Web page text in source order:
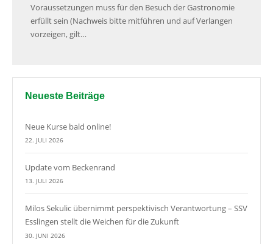
Voraussetzungen muss für den Besuch der Gastronomie
erfüllt sein (Nachweis bitte mitführen und auf Verlangen
vorzeigen, gilt…
Neueste Beiträge
Neue Kurse bald online!
22. JULI 2026
Update vom Beckenrand
13. JULI 2026
Milos Sekulic übernimmt perspektivisch Verantwortung – SSV
Esslingen stellt die Weichen für die Zukunft
30. JUNI 2026